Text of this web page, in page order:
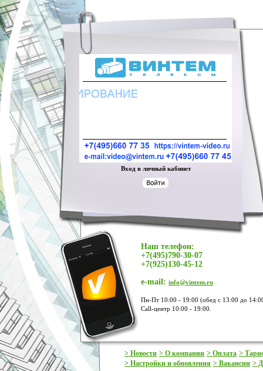
Вход в личный кабинет
Наш телефон:
+7(495)790-30-07
+7(925)130-45-12
e-mail: info@vintem.ru
Пн-Пт 10:00 - 19:00 (обед с 13:00 до
Call-центр 10:00 - 19:00.
> Новости > О компании > Оплата >
> Настройки и обновления > Вакансии >